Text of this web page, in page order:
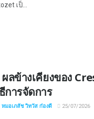
เป็...
ผลข้างเคียงของ
การจัดการ
หมอเภสัช วิทวัส ก๋องดี 25/07/2026